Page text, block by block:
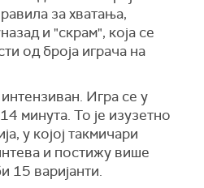
за хватања,
и "скрам", која се
од броја играча на
интензиван. Игра се у
минута. То је изузетно
у којој такмичари
и постижу више
15 варијанти.